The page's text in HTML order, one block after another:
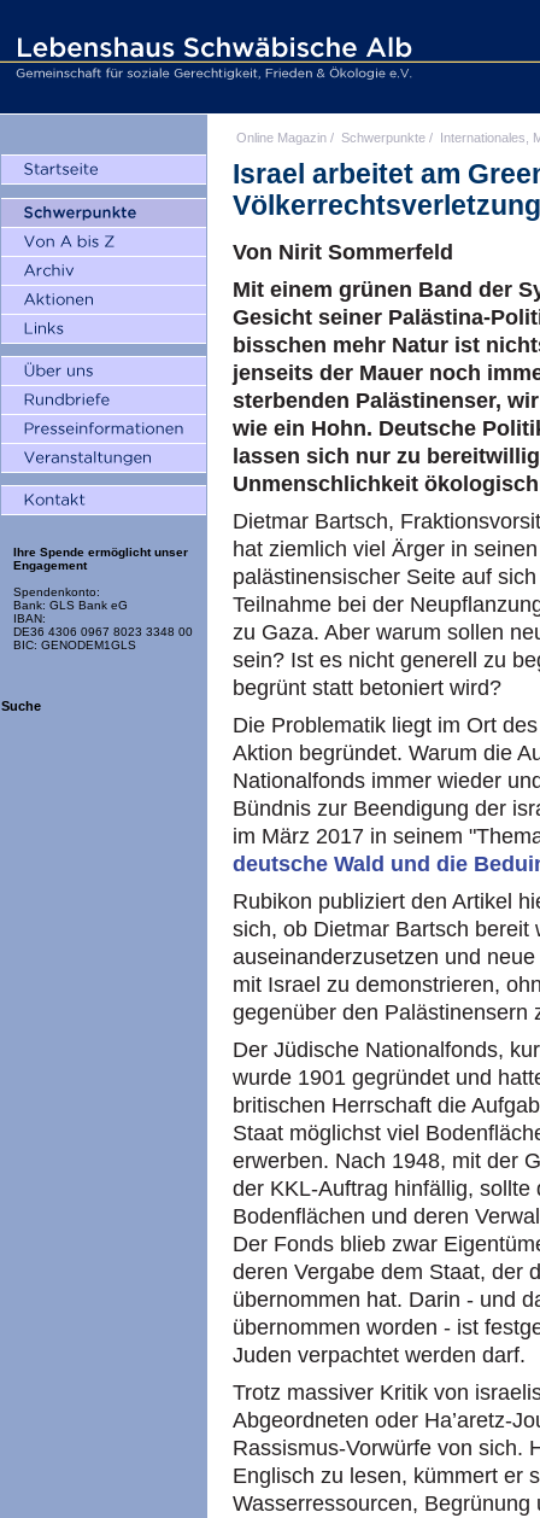
Ihre Spende ermöglicht unser
Engagement
Spendenkonto:
Bank: GLS Bank eG
IBAN:
DE36 4306 0967 8023 3348 00
BIC: GENODEM1GLS
Suche
Online Magazin / Schwerpunkte / Internationales,
Israel arbeitet am
Von Nirit Sommerfeld
Mit einem grünen Band der
Gesicht seiner Palästina-
bisschen mehr Natur ist
jenseits der Mauer noch
sterbenden Palästinenser,
wie ein Hohn. Deutsche
lassen sich nur zu
Unmenschlichkeit
Dietmar Bartsch,
hat ziemlich viel Ärger in
palästinensischer Seite auf
Teilnahme bei der
zu Gaza. Aber warum sollen
sein? Ist es nicht generell zu
begrünt statt betoniert wird?
Die Problematik liegt im Ort
Aktion begründet. Warum die
Nationalfonds immer wieder
Bündnis zur Beendigung der
im März 2017 in seinem
deutsche Wald und die
Rubikon publiziert den Artikel
sich, ob Dietmar Bartsch
auseinanderzusetzen und
mit Israel zu demonstrieren,
gegenüber den Palästinensern
Der Jüdische Nationalfonds,
wurde 1901 gegründet und
britischen Herrschaft die
Staat möglichst viel
erwerben. Nach 1948, mit der
der KKL-Auftrag hinfällig,
Bodenflächen und deren
Der Fonds blieb zwar
deren Vergabe dem Staat, der
übernommen hat. Darin - und
übernommen worden - ist
Juden verpachtet werden darf.
Trotz massiver Kritik von
Abgeordneten oder Ha’aretz-
Rassismus-Vorwürfe von sich.
Englisch zu lesen, kümmert er
Wasserressourcen,